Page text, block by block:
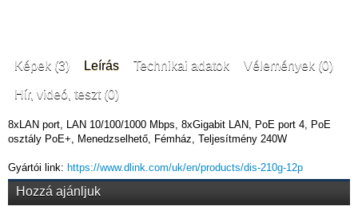
Képek (3) Leírás Technikai adatok Vélemények (0)
Hír, videó, teszt (0)
8xLAN port, LAN 10/100/1000 Mbps, 8xGigabit LAN, PoE port 4, PoE
osztály PoE+, Menedzselhető, Fémház, Teljesítmény 240W
Gyártói link: https://www.dlink.com/uk/en/products/dis-210g-12p
Hozzá ajánljuk